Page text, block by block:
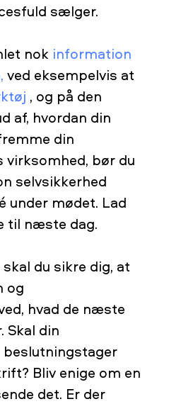
sælger.
nok information
ved eksempelvis at
, og på den
af, hvordan din
din
virksomhed, bør du
selvsikkerhed
under mødet. Lad
til næste dag.
du sikre dig, at
og
hvad de næste
Skal din
Bliv enige om en
det. Er der